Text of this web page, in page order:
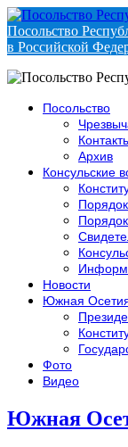
Посольство
в Российской
Посольство
Архив
Консульские
Новости
Южная
Фото
Видео
Южная